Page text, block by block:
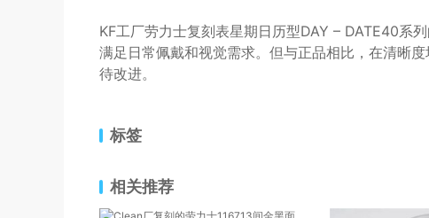
KF工厂劳力士复刻表星期日历型DAY – DATE40系
满足日常佩戴和视觉需求。但与正品相比，在清晰
待改进。
标签
相关推荐